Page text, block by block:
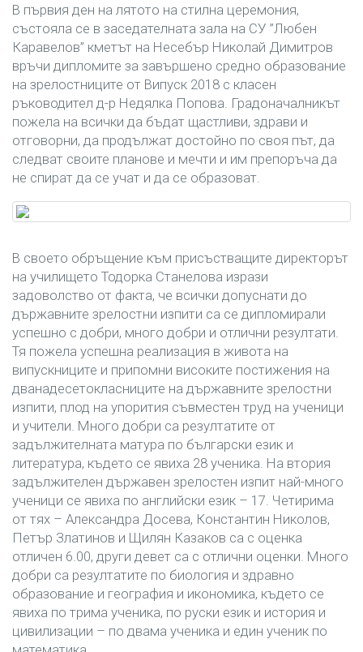
В първия ден на лятото на стилна церемония,
състояла се в заседателната зала на СУ ”Любен
Каравелов” кметът на Несебър Николай Димитров
връчи дипломите за завършено средно образование
на зрелостниците от Випуск 2018 с класен
ръководител д-р Недялка Попова. Градоначалникът
пожела на всички да бъдат щастливи, здрави и
отговорни, да продължат достойно по своя път, да
следват своите планове и мечти и им препоръча да
не спират да се учат и да се образоват.
В своето обръщение към присъстващите директорът
на училището Тодорка Станелова изрази
задоволство от факта, че всички допуснати до
държавните зрелостни изпити са се дипломирали
успешно с добри, много добри и отлични резултати.
Тя пожела успешна реализация в живота на
випускниците и припомни високите постижения на
дванадесетокласниците на държавните зрелостни
изпити, плод на упорития съвместен труд на ученици
и учители. Много добри са резултатите от
задължителната матура по български език и
литература, където се явиха 28 ученика. На втория
задължителен държавен зрелостен изпит най-много
ученици се явиха по английски език – 17. Четирима
от тях – Александра Досева, Константин Николов,
Петър Златинов и Щилян Казаков са с оценка
отличен 6.00, други девет са с отлични оценки. Много
добри са резултатите по биология и здравно
образование и география и икономика, където се
явиха по трима ученика, по руски език и история и
цивилизации – по двама ученика и един ученик по